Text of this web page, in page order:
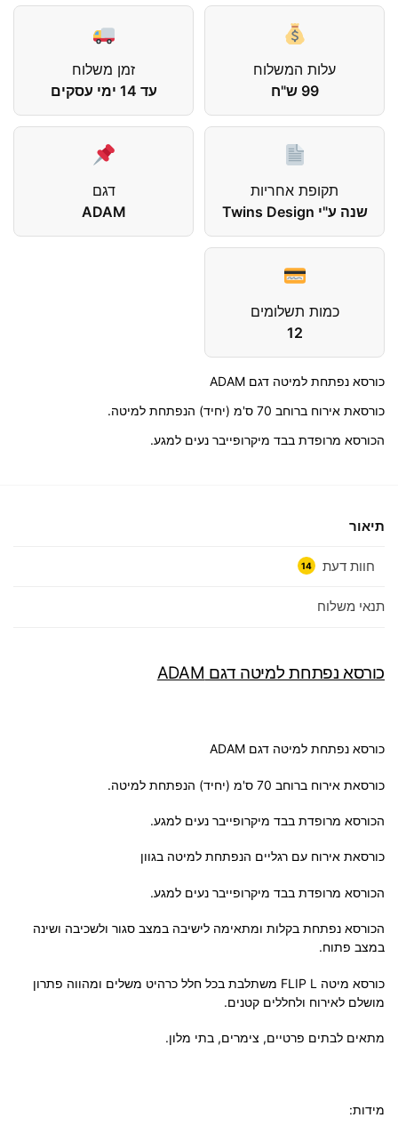
עלות המשלוח
99 ש"ח
זמן משלוח
עד 14 ימי עסקים
תקופת אחריות
שנה ע"י Twins Design
דגם
ADAM
כמות תשלומים
12
כורסא נפתחת למיטה דגם ADAM
כורסאת אירוח ברוחב 70 ס'מ (יחיד) הנפתחת למיטה.
הכורסא מרופדת בבד מיקרופייבר נעים למגע.
תיאור
חוות דעת 14
תנאי משלוח
כורסא נפתחת למיטה דגם ADAM
כורסא נפתחת למיטה דגם ADAM
כורסאת אירוח ברוחב 70 ס'מ (יחיד) הנפתחת למיטה.
הכורסא מרופדת בבד מיקרופייבר נעים למגע.
כורסאת אירוח עם רגליים הנפתחת למיטה בגוון
הכורסא מרופדת בבד מיקרופייבר נעים למגע.
הכורסא נפתחת בקלות ומתאימה לישיבה במצב סגור ולשכיבה ושינה
במצב פתוח.
כורסא מיטה FLIP L משתלבת בכל חלל כרהיט משלים ומהווה פתרון
מושלם לאירוח ולחללים קטנים.
מתאים לבתים פרטיים, צימרים, בתי מלון.
מידות: